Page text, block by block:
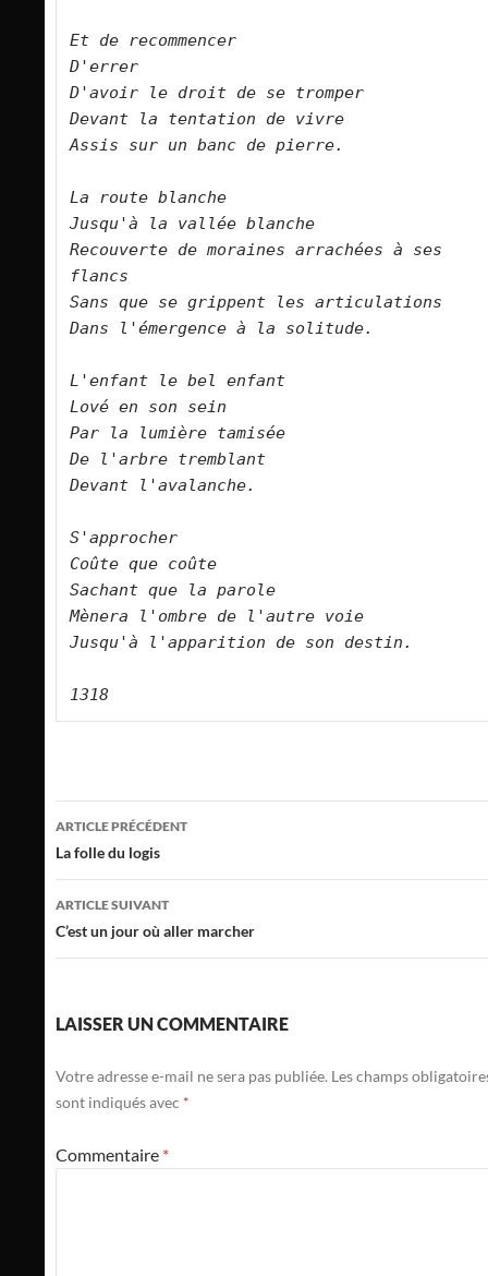
Et de recommencer
D'errer
D'avoir le droit de se tromper
Devant la tentation de vivre
Assis sur un banc de pierre.
La route blanche
Jusqu'à la vallée blanche
Recouverte de moraines arrachées à ses
flancs
Sans que se grippent les articulations
Dans l'émergence à la solitude.
L'enfant le bel enfant
Lové en son sein
Par la lumière tamisée
De l'arbre tremblant
Devant l'avalanche.
S'approcher
Coûte que coûte
Sachant que la parole
Mènera l'ombre de l'autre voie
Jusqu'à l'apparition de son destin.
Navigation
des
articles
ARTICLE PRÉCÉDENT
La folle du logis
ARTICLE SUIVANT
C’est un jour où aller marcher
LAISSER UN COMMENTAIRE
Votre adresse e-mail ne sera pas publiée. Les champs
sont indiqués avec *
Commentaire *